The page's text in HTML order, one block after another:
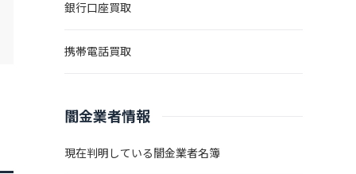
銀行口座買取
携帯電話買取
闇金業者情報
現在判明している闇金業者名簿